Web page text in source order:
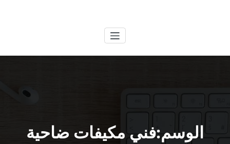
الوسم:فني مكيفات ضاحية